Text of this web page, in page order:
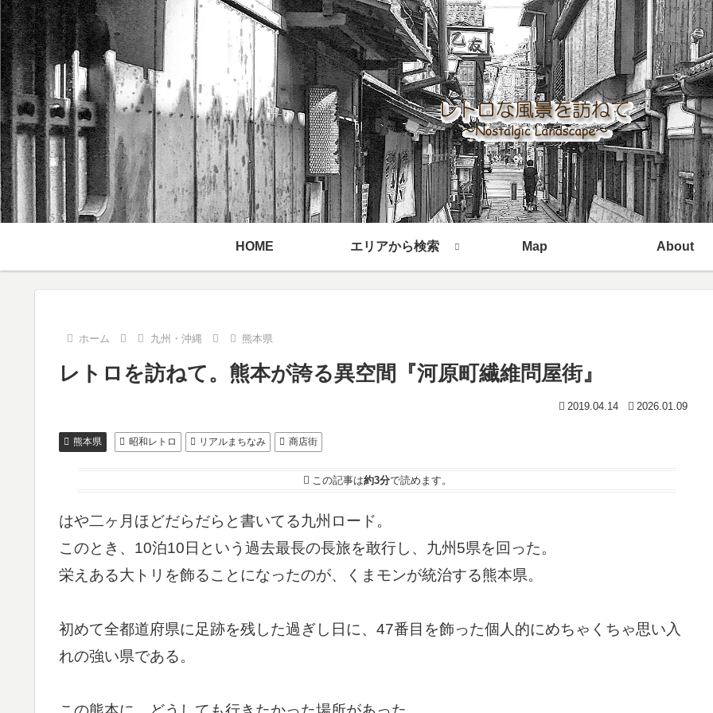
HOME エリアから検索 Map About
ホーム 九州・沖縄 熊本県
レトロを訪ねて。熊本が誇る異空間『河原町繊維問屋街』
2019.04.14 2026.01.09
熊本県 昭和レトロ リアルまちなみ 商店街
この記事は約3分で読めます。
はや二ヶ月ほどだらだらと書いてる九州ロード。
このとき、10泊10日という過去最長の長旅を敢行し、九州5県を回った。
栄えある大トリを飾ることになったのが、くまモンが統治する熊本県。
初めて全都道府県に足跡を残した過ぎし日に、47番目を飾った個人的にめちゃくちゃ思い入
れの強い県である。